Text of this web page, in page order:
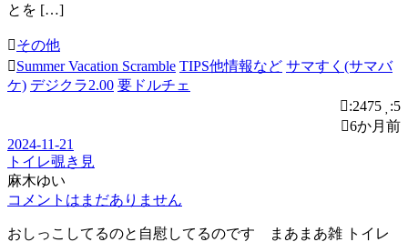
とを […]
その他
Summer Vacation Scramble TIPS他情報など サマすく(サマバ
ケ) デジクラ2.00 要ドルチェ
:2475 :5
6か月前
2024-11-21
トイレ覗き見
麻木ゆい
コメントはまだありません
おしっこしてるのと自慰してるのです まあまあ雑 トイレ